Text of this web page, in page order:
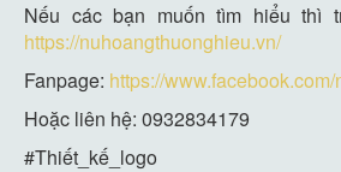
Nếu các bạn muốn tìm hiểu thì
https://nuhoangthuonghieu.vn/
Fanpage: https://
Hoặc liên hệ: 0932834179
#Thiết_kế_logo